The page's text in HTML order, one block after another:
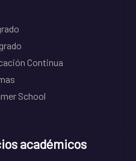
Continua
School
académicos